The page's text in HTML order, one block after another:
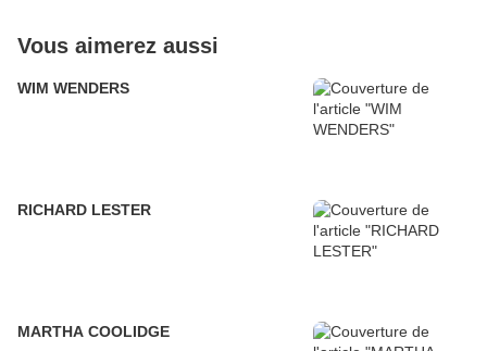
Vous aimerez aussi
WIM WENDERS
RICHARD LESTER
MARTHA COOLIDGE